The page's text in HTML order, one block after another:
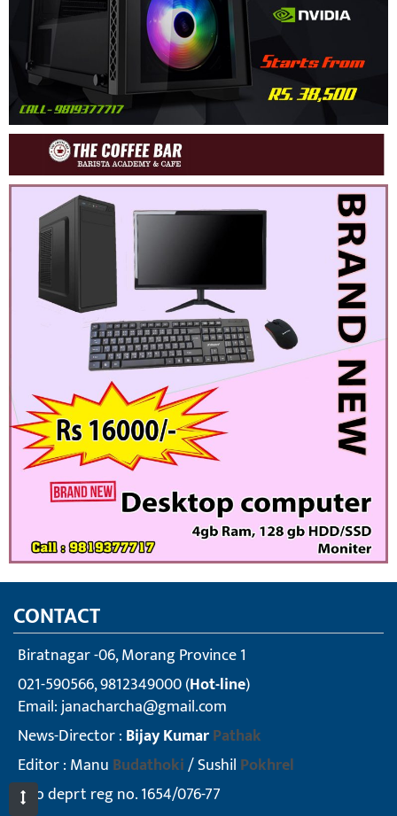
CONTACT
Biratnagar -06, Morang Province 1
021-590566, 9812349000 (Hot-line)
Email:janacharcha@gmail.com
News-Director : Bijay KumarPathak
Editor : Manu Budathoki/ Sushil Pokhrel
info deprt reg no. 1654/076-77